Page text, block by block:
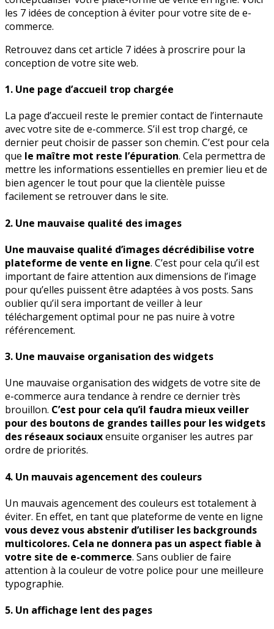
les 7 idées de conception à éviter pour votre site de e-
commerce.
Retrouvez dans cet article 7 idées à proscrire pour la
conception de votre site web.
1. Une page d’accueil trop chargée
La page d’accueil reste le premier contact de l’internaute
avec votre site de e-commerce. S’il est trop chargé, ce
dernier peut choisir de passer son chemin. C’est pour cela
que le maître mot reste l’épuration. Cela permettra de
mettre les informations essentielles en premier lieu et de
bien agencer le tout pour que la clientèle puisse
facilement se retrouver dans le site.
2. Une mauvaise qualité des images
Une mauvaise qualité d’images décrédibilise votre
plateforme de vente en ligne. C’est pour cela qu’il est
important de faire attention aux dimensions de l’image
pour qu’elles puissent être adaptées à vos posts. Sans
oublier qu’il sera important de veiller à leur
téléchargement optimal pour ne pas nuire à votre
référencement.
3. Une mauvaise organisation des widgets
Une mauvaise organisation des widgets de votre site de
e-commerce aura tendance à rendre ce dernier très
brouillon. C’est pour cela qu’il faudra mieux veiller
pour des boutons de grandes tailles pour les widgets
des réseaux sociauxensuite organiser les autres par
ordre de priorités.
4. Un mauvais agencement des couleurs
Un mauvais agencement des couleurs est totalement à
éviter. En effet, en tant que plateforme de vente en ligne
vous devez vous abstenir d’utiliser les backgrounds
multicolores. Cela ne donnera pas un aspect fiable à
votre site de e-commerce. Sans oublier de faire
attention à la couleur de votre police pour une meilleure
typographie.
5. Un affichage lent des pages